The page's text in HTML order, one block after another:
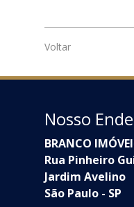
Voltar
Nosso
BRANCO
Rua Pinheiro
Jardim Avelino
São Paulo - SP